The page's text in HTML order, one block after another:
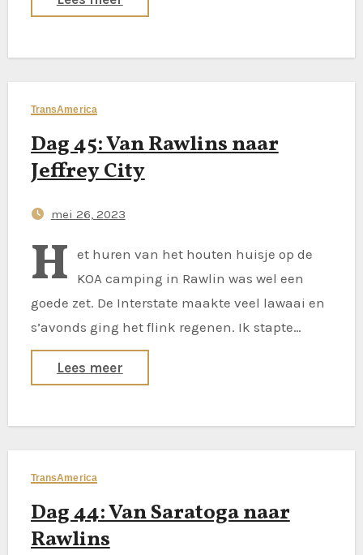
TransAmerica
Dag 45: Van Rawlins naar
Jeffrey City
mei 26, 2023
H et huren van het houten huisje op de
KOA camping in Rawlin was wel een
goede zet. De Interstate maakte veel lawaai en
s’avonds ging het flink regenen. Ik stapte…
Lees meer
TransAmerica
Dag 44: Van Saratoga naar
Rawlins